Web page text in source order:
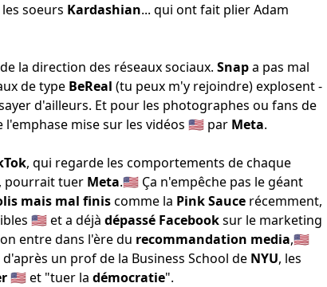
soeurs Kardashian... qui ont fait plier Adam
la direction des réseaux sociaux. Snapa pas mal
de type BeReal (tu peux m'y rejoindre) explosent -
d'ailleurs. Et pour les photographes ou fans de
l'emphase mise sur les vidéos 🇺🇸 par Meta.
, qui regarde les comportements de chaque
pourrait tuer Meta.🇺🇸 Ça n'empêche pas le géant
mais mal finiscomme la Pink Sauce récemment,
🇺🇸 et a déjà dépassé Facebooksur le marketing
entredans l'ère du recommandation media,🇺🇸
un prof de la Business School de NYU, les
🇺🇸 et "tuer la démocratie".